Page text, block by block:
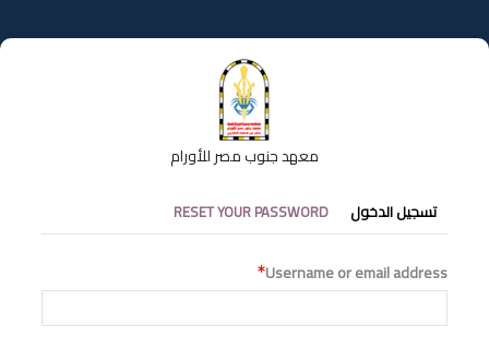
إلى
المحتوى
معهد جنوب مصر للأورام
التبويبات
الأساسية
تسجيل الدخول RESET YOUR PASSWORD
Username or email address